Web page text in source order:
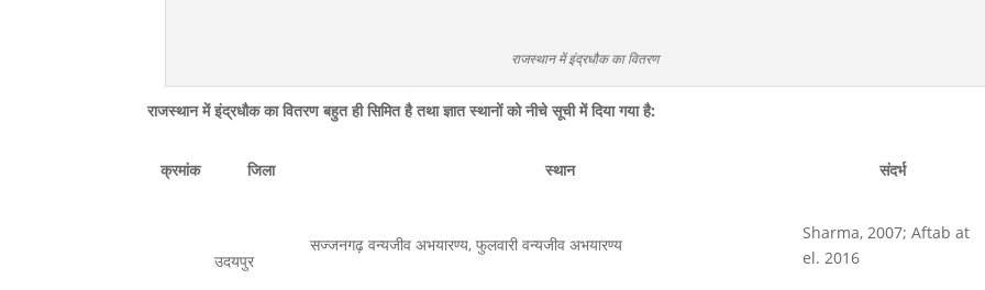
राजस्थान में इंद्रधौक का वितरण
राजस्थान में इंद्रधौक का वितरण बहुत ही सिमित है तथा ज्ञात स्थानों को नीचे सूची में दिया गया है:
क्रमांक जिला स्थान संदर्भ
उदयपुर
सज्जनगढ़ वन्यजीव अभयारण्य, फुलवारी वन्यजीव अभयारण्य
Sharma, 2007; Aftab at
el. 2016